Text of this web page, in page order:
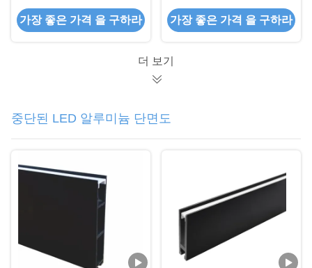
서리 선 조명을 위한 알
루미늄 LED 프로필
가장 좋은 가격 을 구하라
립 알루미늄 프로파일
높이 13 밀리미터
가장 좋은 가격 을 구하라
더 보기
중단된 LED 알루미늄 단면도